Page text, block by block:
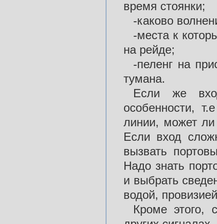
время стоянки;
-каково
-места к
на рейде;
-пеленг на
тумана.
Если же
особенности,
линии, может
Если вход
вызвать
Надо знать
и выбрать
водой,
Кроме этого,